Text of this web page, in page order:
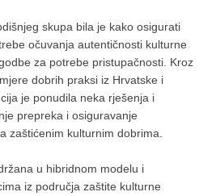
skupa bila je kako osigurati
očuvanja autentičnosti kulturne
za potrebe pristupačnosti. Kroz
dobrih praksi iz Hrvatske i
je ponudila neka rješenja i
prepreka i osiguravanje
zaštićenim kulturnim dobrima.
u hibridnom modelu i
iz područja zaštite kulturne